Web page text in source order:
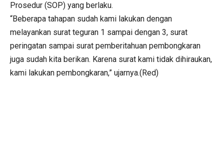
Prosedur (SOP) yang berlaku.
“Beberapa tahapan sudah kami lakukan dengan
melayankan surat teguran 1 sampai dengan 3, surat
peringatan sampai surat pemberitahuan pembongkaran
juga sudah kita berikan. Karena surat kami tidak dihiraukan,
kami lakukan pembongkaran,” ujarnya.(Red)